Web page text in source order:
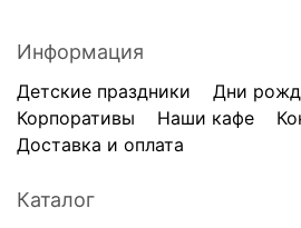
Информация
Детские праздники
Дни
Корпоративы
Наши кафе
Доставка и оплата
Каталог